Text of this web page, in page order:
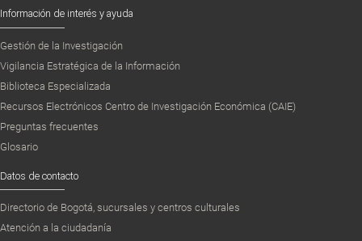
Información de interés y ayuda
Gestión de la Investigación
Vigilancia Estratégica de la Información
Biblioteca Especializada
Recursos Electrónicos Centro de Investigación Económica (CAIE)
Preguntas frecuentes
Glosario
Datos de contacto
Directorio de Bogotá, sucursales y centros culturales
Atención a la ciudadanía